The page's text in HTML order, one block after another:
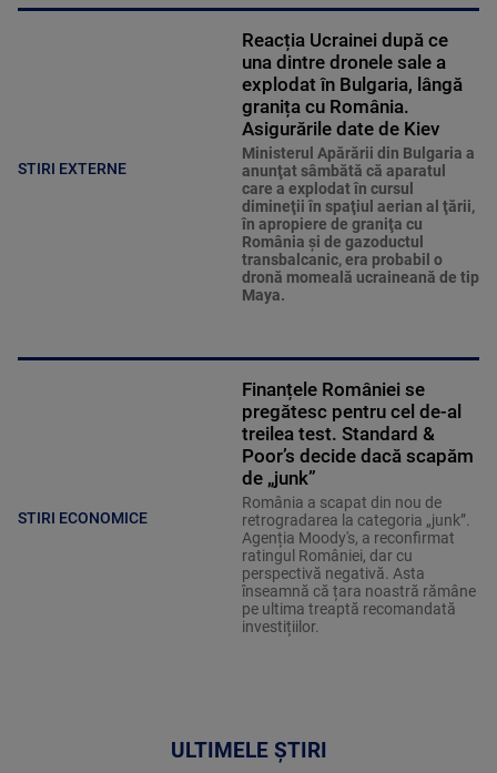
STIRI EXTERNE
Reacția Ucrainei după ce
una dintre dronele sale a
explodat în Bulgaria, lângă
granița cu România.
Asigurările date de Kiev
Ministerul Apărării din Bulgaria a
anunţat sâmbătă că aparatul
care a explodat în cursul
dimineţii în spaţiul aerian al ţării,
în apropiere de graniţa cu
România şi de gazoductul
transbalcanic, era probabil o
dronă momeală ucraineană de tip
Maya.
STIRI ECONOMICE
Finanțele României se
pregătesc pentru cel de-al
treilea test. Standard &
Poor’s decide dacă scapăm
de „junk”
România a scapat din nou de
retrogradarea la categoria „junk”.
Agenția Moody's, a reconfirmat
ratingul României, dar cu
perspectivă negativă. Asta
înseamnă că țara noastră rămâne
pe ultima treaptă recomandată
investițiilor.
ULTIMELE ȘTIRI